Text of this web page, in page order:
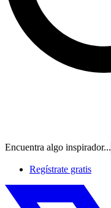
Encuentra algo inspirador...
Regístrate gratis